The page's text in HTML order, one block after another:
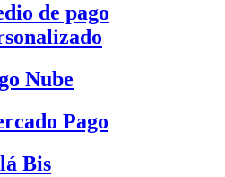
de pago
Nube
Pago
Bis